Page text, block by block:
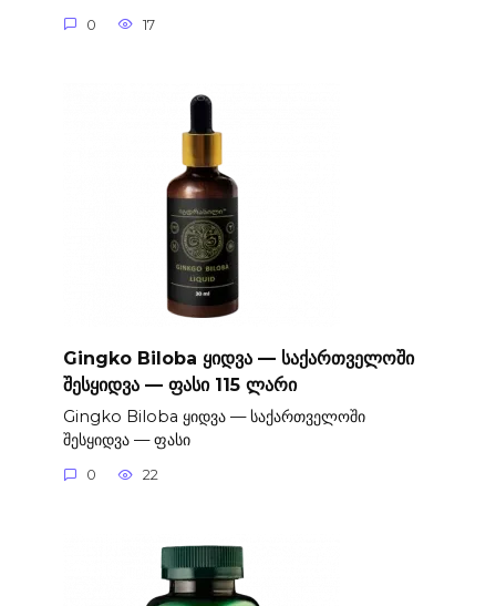
0 17
Gingko Biloba ყიდვა — საქართველოში
შესყიდვა — ფასი 115 ლარი
Gingko Biloba ყიდვა — საქართველოში
შესყიდვა — ფასი
0 22